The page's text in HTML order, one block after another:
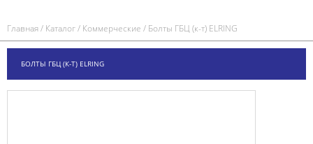
Главная/ Каталог/ Коммерческие / Болты ГБЦ (к-т) ELRING
БОЛТЫ ГБЦ (К-Т) ELRING